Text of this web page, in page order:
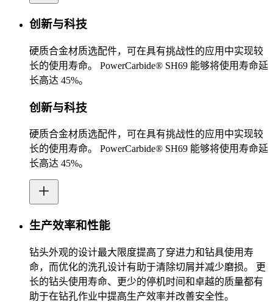
创新与科技
硬质合金材质选配件，可在具有挑战性的应用中实现较
长的使用寿命。 PowerCarbide® SH69 能够将使用寿命延
长高达 45%。
创新与科技
硬质合金材质选配件，可在具有挑战性的应用中实现较
长的使用寿命。 PowerCarbide® SH69 能够将使用寿命延
长高达 45%。
生产效率和性能
钻头外观的设计最大限度提高了穿进力和钻具使用寿
命，而优化的洗孔设计有助于清除切屑并减少磨损。 更
长的钻头使用寿命、更少的停机时间和卓越的质量都有
助于在钻孔作业中提高生产效率并改善安全性。